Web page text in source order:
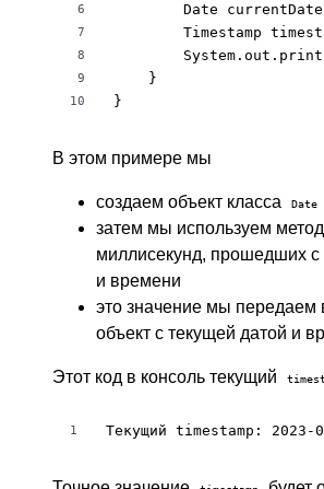
6
7
8
9
10
Date
Timestamp
    }
}
В этом примере мы
создаем объект класса Date
затем мы используем метод
миллисекунд, прошедших с
и времени
это значение мы передаем
объект с текущей датой и
Этот код в консоль текущий
1 Текущий timestamp: 2023-